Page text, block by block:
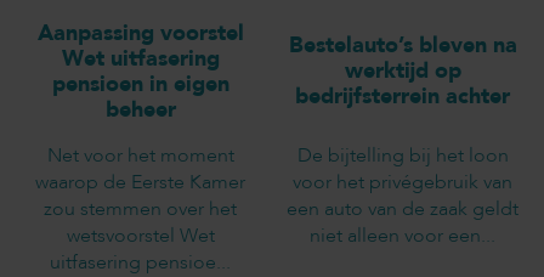
Aanpassing voorstel
Wet uitfasering
pensioen in eigen
beheer
Net voor het moment
waarop de Eerste Kamer
zou stemmen over het
wetsvoorstel Wet
uitfasering pensioe...
Bestelauto’s bleven na
werktijd op
bedrijfsterrein achter
De bijtelling bij het loon
voor het privégebruik van
een auto van de zaak geldt
niet alleen voor een...